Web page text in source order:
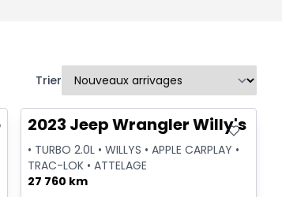
Trier
Sahara
Très bonne offre
2023 Jeep Wrangler Willy's
• TURBO 2.0L • WILLYS • APPLE CARPLAY •
TRAC-LOK • ATTELAGE
27 760 km